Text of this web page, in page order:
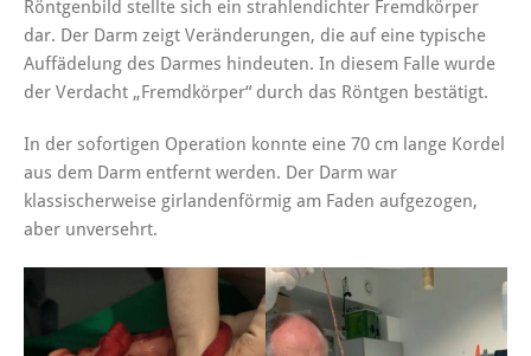
Röntgenbild stellte sich ein strahlendichter Fremdkörper
dar. Der Darm zeigt Veränderungen, die auf eine typische
Auffädelung des Darmes hindeuten. In diesem Falle wurde
der Verdacht „Fremdkörper“ durch das Röntgen bestätigt.
In der sofortigen Operation konnte eine 70 cm lange Kordel
aus dem Darm entfernt werden. Der Darm war
klassischerweise girlandenförmig am Faden aufgezogen,
aber unversehrt.